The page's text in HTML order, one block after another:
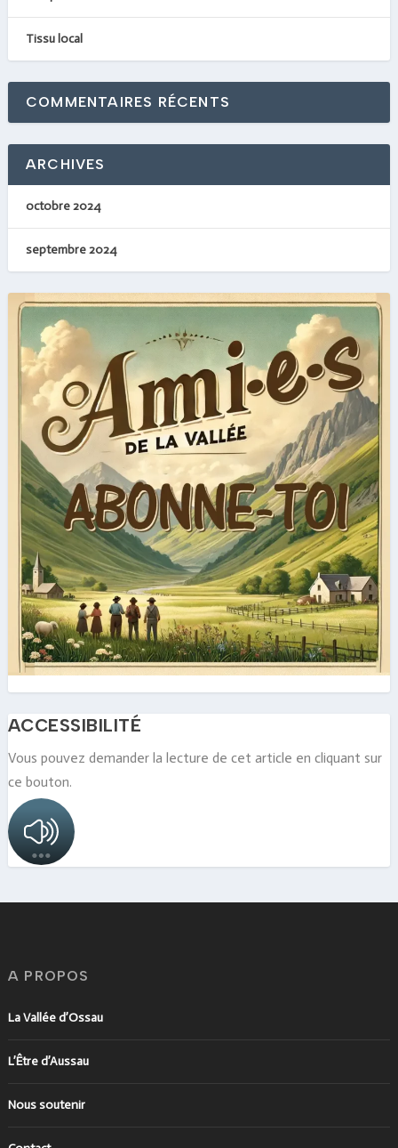
Tissu local
COMMENTAIRES RÉCENTS
ARCHIVES
octobre 2024
septembre 2024
ACCESSIBILITÉ
Vous pouvez demander la lecture de cet article en cliquant sur
ce bouton.
A PROPOS
La Vallée d’Ossau
L’Être d’Aussau
Nous soutenir